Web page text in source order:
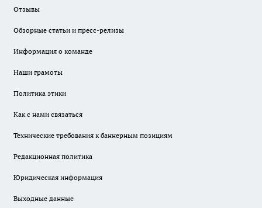
Отзывы
Обзорные статьи и пресс-релизы
Информация о команде
Наши грамоты
Политика этики
Как с нами связаться
Технические требования к баннерным позициям
Редакционная политика
Юридическая информация
Выходные данные